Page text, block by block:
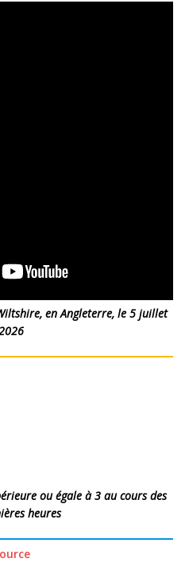
en Angleterre, le 5 juillet
ou égale à 3 au cours des
heures